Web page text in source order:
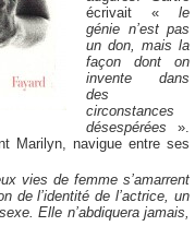
écrivait « le
génie n’est pas
un don, mais la
façon dont on
invente dans
des
circonstances
désespérées ».
Marilyn, navigue entre ses
vies de femme s’amarrent
de l’identité de l’actrice, un
Elle n’abdiquera jamais,